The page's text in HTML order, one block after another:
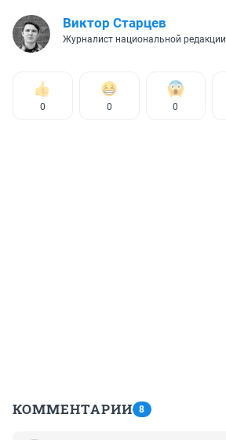
Виктор Старцев
Журналист национальной редакции
0 0 0
КОММЕНТАРИИ 8